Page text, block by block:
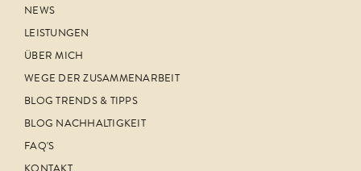
NEWS
LEISTUNGEN
ÜBER MICH
WEGE DER ZUSAMMENARBEIT
BLOG TRENDS & TIPPS
BLOG NACHHALTIGKEIT
FAQ'S